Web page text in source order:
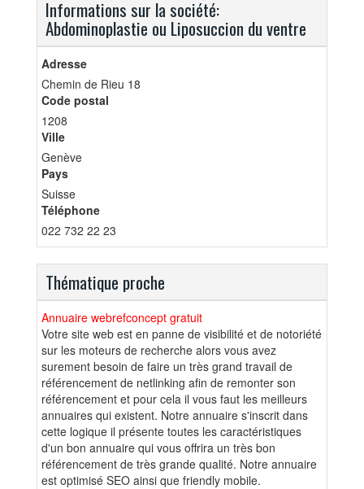
Informations sur la société:
Abdominoplastie ou Liposuccion du ventre
Adresse
Chemin de Rieu 18
Code postal
1208
Ville
Genève
Pays
Suisse
Téléphone
022 732 22 23
Thématique proche
Annuaire webrefconcept gratuit
Votre site web est en panne de visibilité et de notoriété
sur les moteurs de recherche alors vous avez
surement besoin de faire un très grand travail de
référencement de netlinking afin de remonter son
référencement et pour cela il vous faut les meilleurs
annuaires qui existent. Notre annuaire s'inscrit dans
cette logique il présente toutes les caractéristiques
d'un bon annuaire qui vous offrira un très bon
référencement de très grande qualité. Notre annuaire
est optimisé SEO ainsi que friendly mobile.